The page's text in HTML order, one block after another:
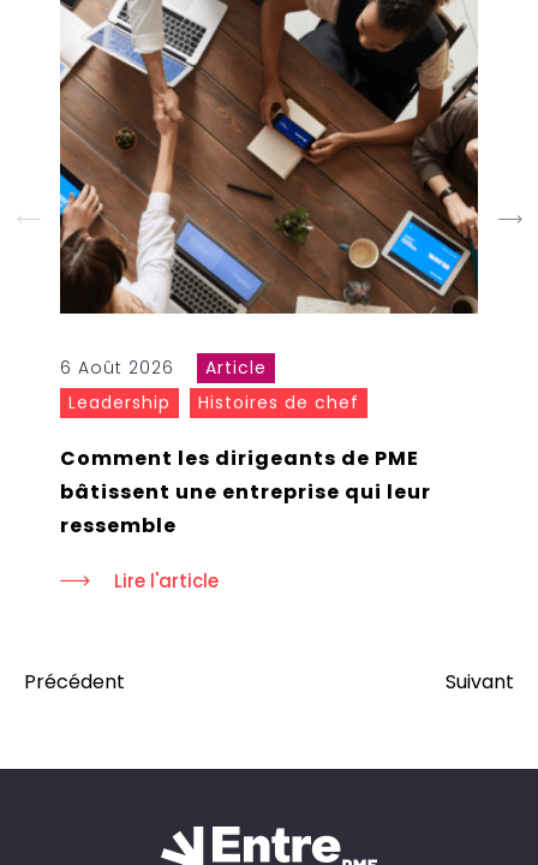
6 Août 2026
Article
Leadership
Histoires de chef
Comment les dirigeants de PME
bâtissent une entreprise qui leur
ressemble
Lire l'article
Précédent Suivant